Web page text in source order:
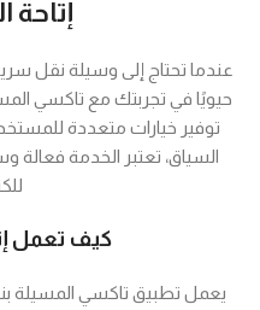
إتاحة
عندما تحتاج إلى وسيلة نقل
حيويًا في تجربتك مع تاكسي
توفير خيارات متعددة
السياق، تعتبر الخدمة فعالة
كيف تعمل
يعمل تطبيق تاكسي المسيلة